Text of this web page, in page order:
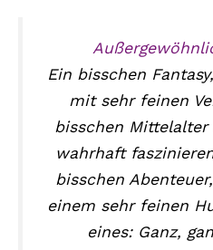
Ein bisschen
mit sehr feinen
bisschen
wahrhaft
bisschen
einem sehr feinen
eines: Ganz,